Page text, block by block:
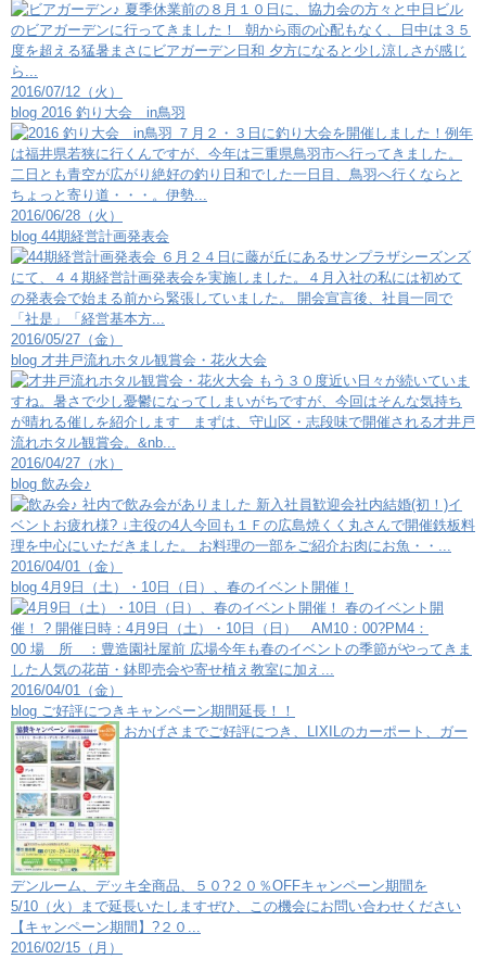
夏季休業前の８月１０日に、協力会の方々と中日ビル
のビアガーデンに行ってきました！ 朝から雨の心配もなく、日中は３５
度を超える猛暑まさにビアガーデン日和 夕方になると少し涼しさが感じ
ら...
2016/07/12（火）
blog 2016 釣り大会 in鳥羽
７月２・３日に釣り大会を開催しました！例年
は福井県若狭に行くんですが、今年は三重県鳥羽市へ行ってきました。
二日とも青空が広がり絶好の釣り日和でした一日目、鳥羽へ行くならと
ちょっと寄り道・・・。伊勢...
2016/06/28（火）
blog 44期経営計画発表会
６月２４日に藤が丘にあるサンプラザシーズンズ
にて、４４期経営計画発表会を実施しました。４月入社の私には初めて
の発表会で始まる前から緊張していました。 開会宣言後、社員一同で
「社是」「経営基本方...
2016/05/27（金）
blog 才井戸流れホタル観賞会・花火大会
もう３０度近い日々が続いていま
すね。暑さで少し憂鬱になってしまいがちですが、今回はそんな気持ち
が晴れる催しを紹介します まずは、守山区・志段味で開催される才井戸
流れホタル観賞会。&nb...
2016/04/27（水）
blog 飲み会♪
社内で飲み会がありました 新入社員歓迎会社内結婚(初！)イ
ベントお疲れ様? ↓主役の4人今回も１Ｆの広島焼くく丸さんで開催鉄板料
理を中心にいただきました。 お料理の一部をご紹介お肉にお魚・・...
2016/04/01（金）
blog 4月9日（土）・10日（日）、春のイベント開催！
春のイベント開
催！ ? 開催日時：4月9日（土）・10日（日） AM10：00?PM4：
00 場 所 ：豊造園社屋前 広場今年も春のイベントの季節がやってきま
した人気の花苗・鉢即売会や寄せ植え教室に加え...
2016/04/01（金）
blog ご好評につきキャンペーン期間延長！！
おかげさまでご好評につき、LIXILのカーポート、ガー
デンルーム、デッキ全商品、５０?２０％OFFキャンペーン期間を
5/10（火）まで延長いたしますぜひ、この機会にお問い合わせください
【キャンペーン期間】?２０...
2016/02/15（月）